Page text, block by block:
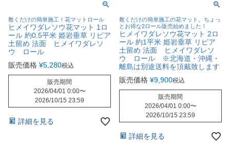
敷くだけの簡単施工！花マットロール
ヒメイワダレソウ花マット 1ロ
ール 約0.5平米 姫岩垂草 リピア
土留め 法面 ヒメイワダレソ
ウ ロール
販売価格 ¥5,280税込
販売期間
2026/04/01 0:00〜
2026/10/15 23:59
詳細を見る
敷くだけの簡単施工の花マット。ちょっ
とお得な2ロール販売始めました！
ヒメイワダレソウ花マット 2ロ
ール 約1平米 姫岩垂草 リピア
土留め 法面 ヒメイワダレソ
ウ ロール ※北海道・沖縄・
離島は別途送料を頂戴致します
販売価格 ¥9,900税込
販売期間
2026/04/01 0:00〜
2026/10/15 23:59
詳細を見る